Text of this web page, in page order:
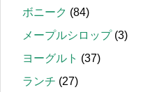
ボニーク (84)
メープルシロップ(3)
ヨーグルト (37)
ランチ (27)